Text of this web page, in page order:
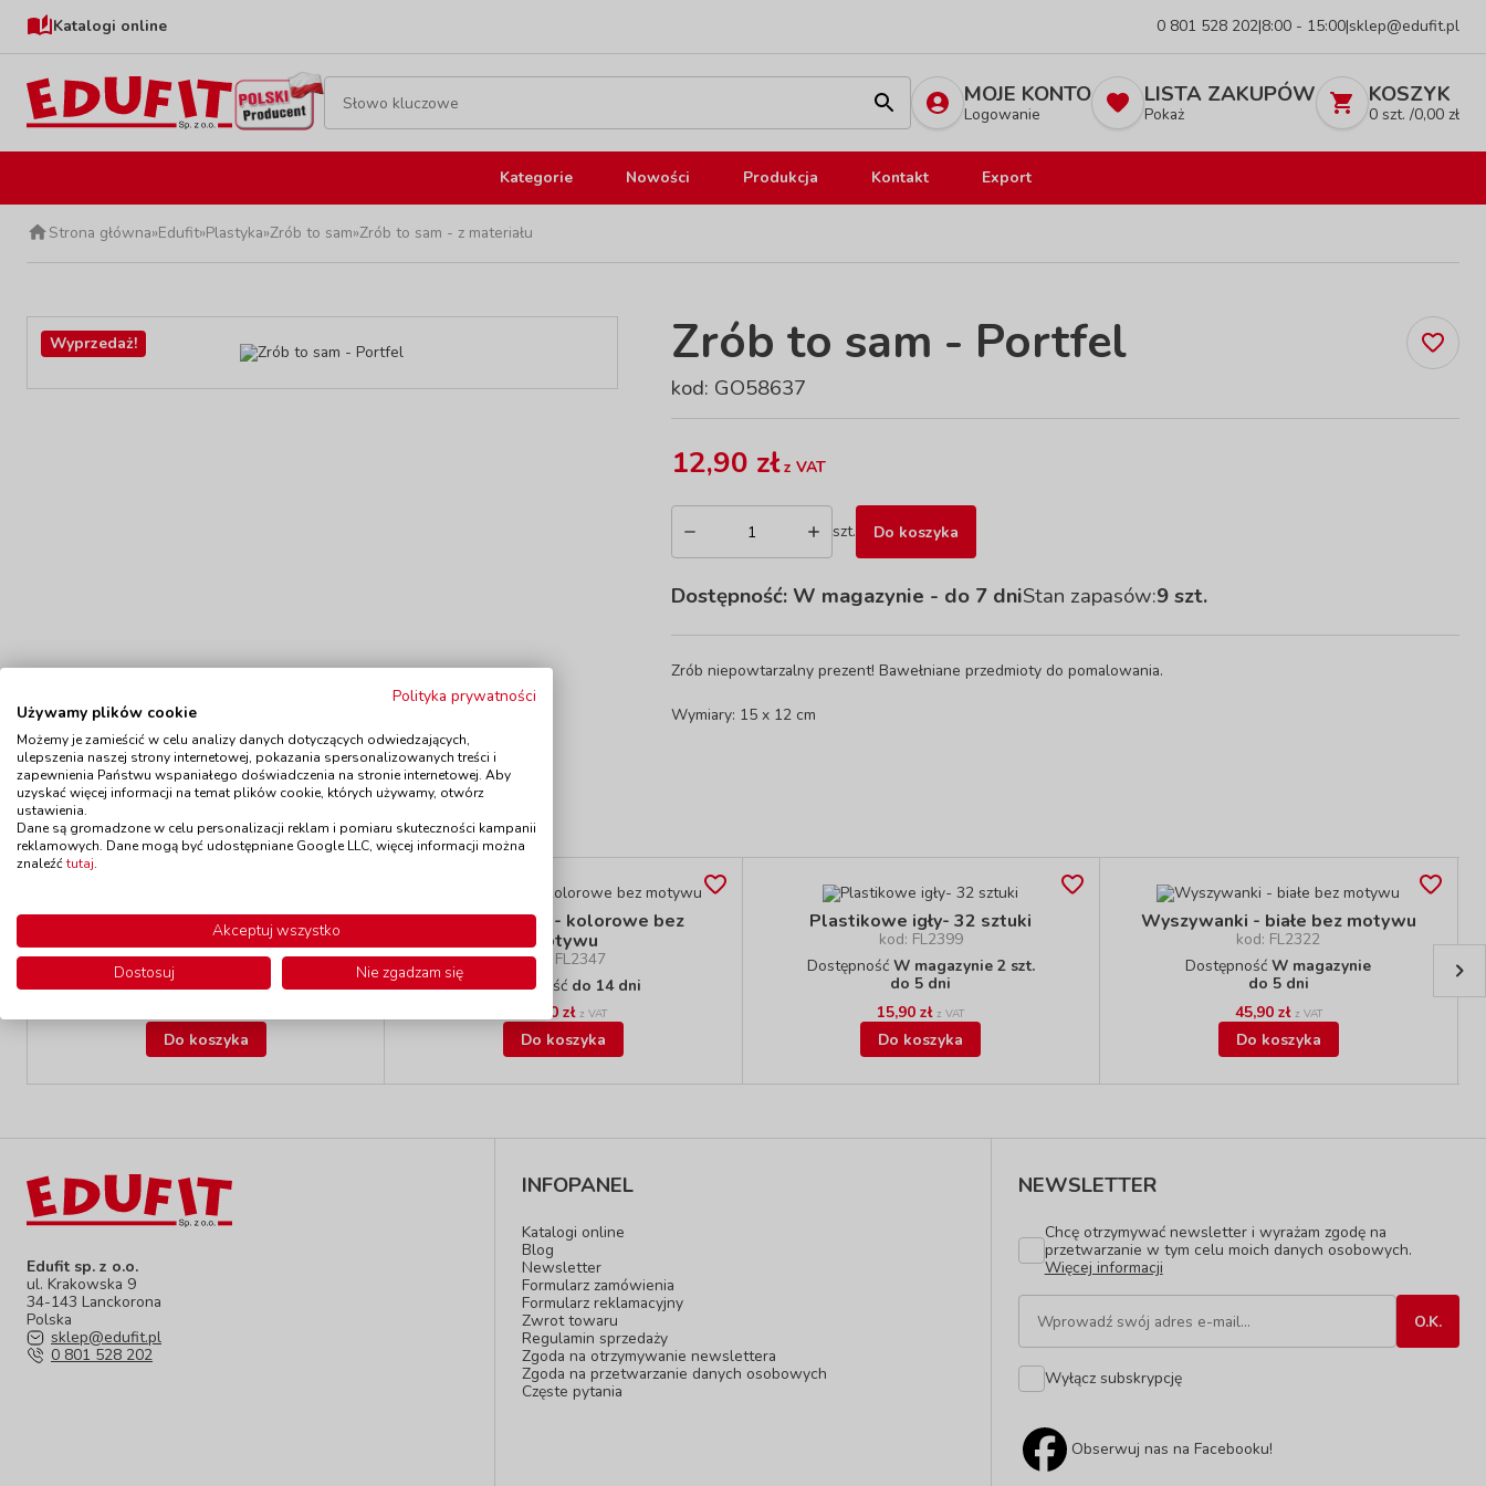
Katalogi online 0 801 528 202|8:00 - 15:00|sklep@edufit.pl
MOJE KONTO
Logowanie
LISTA ZAKUPÓW
Pokaż
KOSZYK
0 szt. /0,00 zł
Kategorie Nowości Produkcja Kontakt Export
Strona główna»Edufit»Plastyka»Zrób to sam»Zrób to sam - z materiału
Wyprzedaż! Zrób to sam - Portfel
kod: GO58637
12,90 złz VAT
szt. Do koszyka
Dostępność: W magazynie - do 7 dniStan zapasów:9 szt.
Zrób niepowtarzalny prezent! Bawełniane przedmioty do pomalowania.
Wymiary: 15 x 12 cm
Polecamy
Baner z materiału
kod: EPL230030
Dostępność
do 14 dni
Do koszyka
Wyszywanki - kolorowe bez
motywu
kod: FL2347
Dostępność do 14 dni
59,90 zł z VAT
Do koszyka
Plastikowe igły- 32 sztuki
kod: FL2399
Dostępność W magazynie 2 szt.
do 5 dni
15,90 zł z VAT
Do koszyka
Wyszywanki - białe bez motywu
kod: FL2322
DostępnośćW magazynie
do 5 dni
45,90 zł z VAT
Do koszyka
Edufit sp. z o.o.
ul. Krakowska 9
34-143 Lanckorona
Polska
sklep@edufit.pl
0 801 528 202
INFOPANEL
Katalogi online
Blog
Newsletter
Formularz zamówienia
Formularz reklamacyjny
Zwrot towaru
Regulamin sprzedaży
Zgoda na otrzymywanie newslettera
Zgoda na przetwarzanie danych osobowych
Częste pytania
NEWSLETTER
Chcę otrzymywać newsletter i wyrażam zgodę na
przetwarzanie w tym celu moich danych osobowych.
Więcej informacji
Wyłącz subskrypcję
Obserwuj nas na Facebooku!
Polityka prywatności
Używamy plików cookie
Możemy je zamieścić w celu analizy danych dotyczących odwiedzających,
ulepszenia naszej strony internetowej, pokazania spersonalizowanych treści i
zapewnienia Państwu wspaniałego doświadczenia na stronie internetowej. Aby
uzyskać więcej informacji na temat plików cookie, których używamy, otwórz
ustawienia.
Dane są gromadzone w celu personalizacji reklam i pomiaru skuteczności kampanii
reklamowych. Dane mogą być udostępniane Google LLC, więcej informacji można
znaleźćtutaj.
Akceptuj wszystko
Dostosuj
Nie zgadzam się